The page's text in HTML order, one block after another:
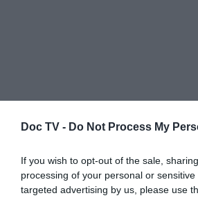
Doc TV - Do Not Process My
If you wish to opt-out of the sale,
processing of your personal or
targeted advertising by us, please use